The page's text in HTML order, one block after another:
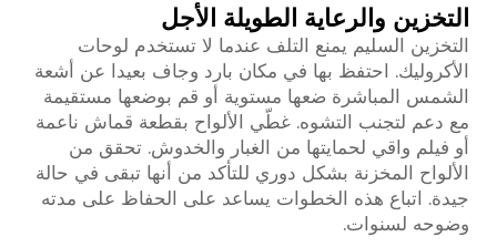
التخزين والرعاية الطويلة الأجل
التخزين السليم يمنع التلف عندما لا تستخدم لوحات
الأكروليك. احتفظ بها في مكان بارد وجاف بعيدا عن أشعة
الشمس المباشرة ضعها مستوية أو قم بوضعها مستقيمة
مع دعم لتجنب التشوه. غطّي الألواح بقطعة قماش ناعمة
أو فيلم واقي لحمايتها من الغبار والخدوش. تحقق من
الألواح المخزنة بشكل دوري للتأكد من أنها تبقى في حالة
جيدة. اتباع هذه الخطوات يساعد على الحفاظ على مدته
وضوحه لسنوات.